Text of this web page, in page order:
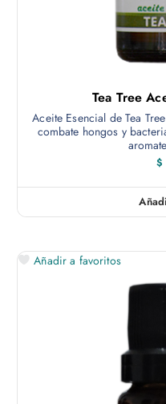
Tea Tree
Aceite Esencial de Tea
combate hongos y
$
Añadir a favoritos